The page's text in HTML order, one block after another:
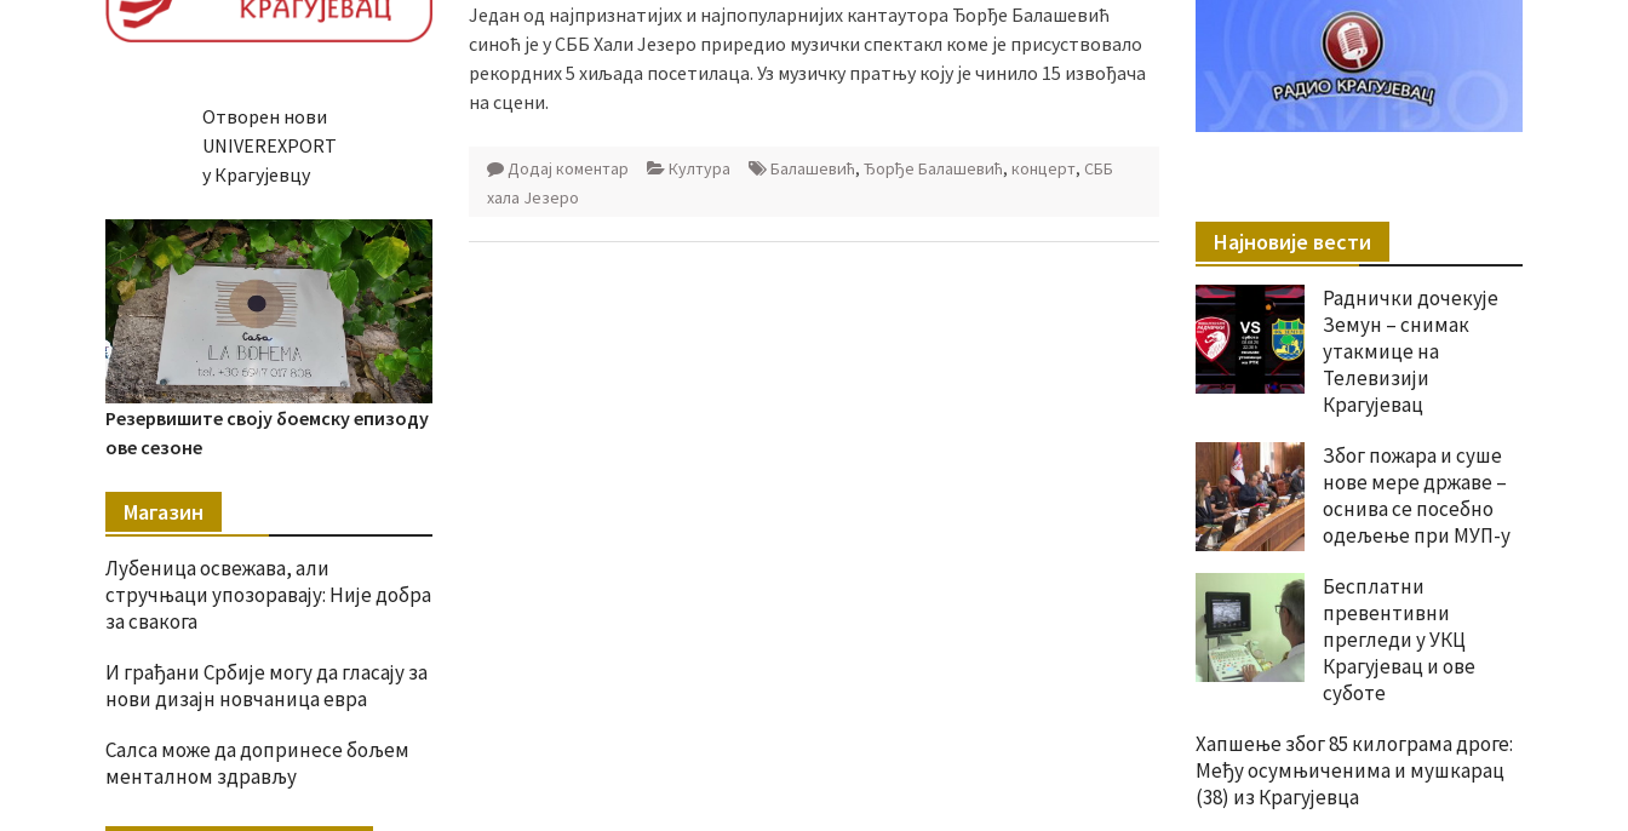
Један од најпризнатијих и најпопуларнијих кантаутора Ђорђе Балашевић
синоћ је у СББ Хали Језеро приредио музички спектакл коме је присуствовало
рекордних 5 хиљада посетилаца. Уз музичку пратњу коју је чинило 15 извођача
на сцени.
Додај коментар Култура Балашевић, Ђорђе Балашевић, концерт, СББ
хала Језеро
Најновије вести
Раднички дочекује
Земун – снимак
утакмице на
Телевизији
Крагујевац
Због пожара и суше
нове мере државе –
оснива се посебно
одељење при МУП-у
Бесплатни
превентивни
прегледи у УКЦ
Крагујевац и ове
суботе
Хапшење због 85 килограма дроге:
Међу осумњиченима и мушкарац
(38) из Крагујевца
Отворен нови
UNIVEREXPORT
у Крагујевцу
Резервишите своју боемску епизоду
ове сезоне
Магазин
Лубеница освежава, али
стручњаци упозоравају: Није добра
за свакога
И грађани Србије могу да гласају за
нови дизајн новчаница евра
Салса може да допринесе бољем
менталном здрављу